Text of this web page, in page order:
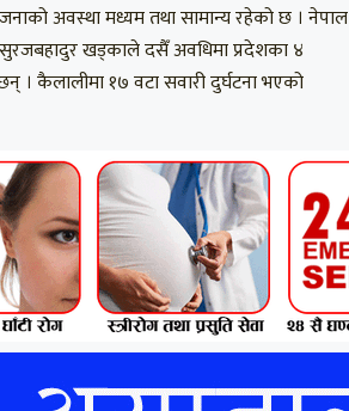
अवस्था मध्यम तथा सामान्य रहेको छ । नेपाल
सुरजबहादुर खड्काले दसैँ अवधिमा प्रदेशका ४
। कैलालीमा १७ वटा सवारी दुर्घटना भएको